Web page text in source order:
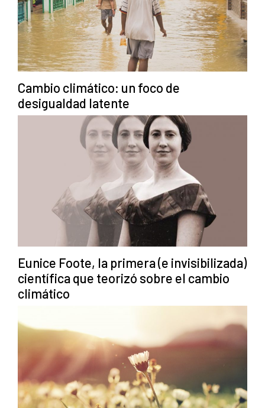
Cambio climático: un foco de
desigualdad latente
Eunice Foote, la primera (e invisibilizada)
científica que teorizó sobre el cambio
climático